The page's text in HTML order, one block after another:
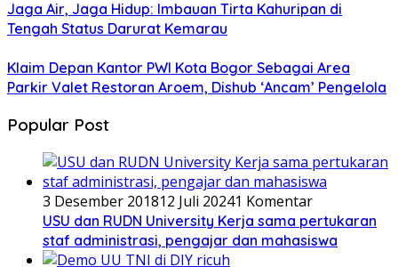
Jaga Air, Jaga Hidup: Imbauan Tirta Kahuripan di
Tengah Status Darurat Kemarau
Klaim Depan Kantor PWI Kota Bogor Sebagai Area
Parkir Valet Restoran Aroem, Dishub ‘Ancam’ Pengelola
Popular Post
3 Desember 201812 Juli 20241 Komentar
USU dan RUDN University Kerja sama pertukaran
staf administrasi, pengajar dan mahasiswa